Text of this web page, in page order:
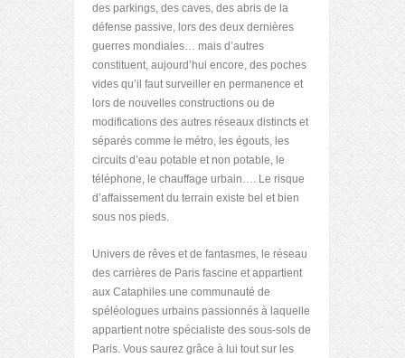
des parkings, des caves, des abris de la
défense passive, lors des deux dernières
guerres mondiales… mais d’autres
constituent, aujourd’hui encore, des poches
vides qu’il faut surveiller en permanence et
lors de nouvelles constructions ou de
modifications des autres réseaux distincts et
séparés comme le métro, les égouts, les
circuits d’eau potable et non potable, le
téléphone, le chauffage urbain…. Le risque
d’affaissement du terrain existe bel et bien
sous nos pieds.
Univers de rêves et de fantasmes, le réseau
des carrières de Paris fascine et appartient
aux Cataphiles une communauté de
spéléologues urbains passionnés à laquelle
appartient notre spécialiste des sous-sols de
Paris. Vous saurez grâce à lui tout sur les